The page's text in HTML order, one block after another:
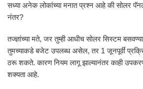
सध्या अनेक लोकांच्या मनात प्रश्न आहे की सोलर
नंतर?
तज्ज्ञांच्या मते, जर तुम्ही आधीच सोलर सिस्टम
तुमच्याकडे बजेट उपलब्ध असेल, तर 1 जूनपूर्वी
ठरू शकते. कारण नियम लागू झाल्यानंतर काही
शक्यता आहे.